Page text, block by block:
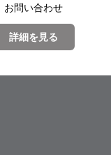
お問い合わせ
詳細を見る